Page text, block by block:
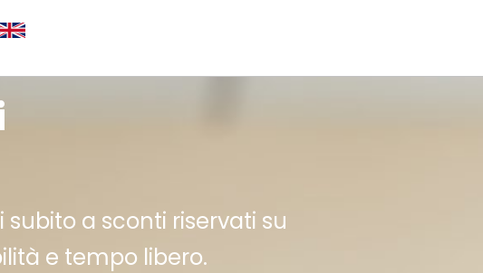
a sconti riservati su
e tempo libero.